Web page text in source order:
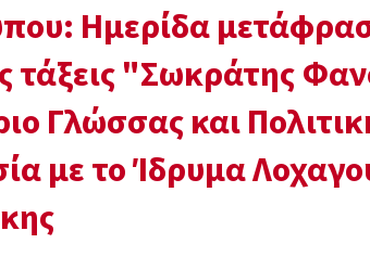
Ημερίδα
τάξεις "Σωκράτης
Γλώσσας και
με το Ίδρυμα